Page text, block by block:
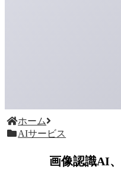
ホーム
AIサービス
画像認識AI